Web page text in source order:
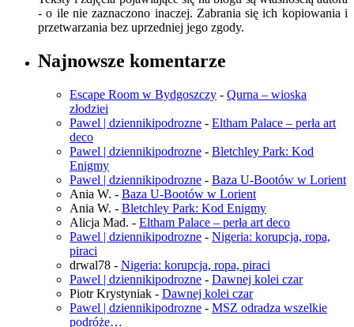
- o ile nie zaznaczono inaczej. Zabrania się ich kopiowania i
przetwarzania bez uprzedniej jego zgody.
Najnowsze komentarze
Escape Room w Bydgoszczy - Qurna – wioska
złodziei
Pawel | dziennikipodrozne - Eltham Palace – perła art
deco
Pawel | dziennikipodrozne - Bletchley Park: Kod
Enigmy
Pawel | dziennikipodrozne - Baza U-Bootów w Lorient
Ania W. - Baza U-Bootów w Lorient
Ania W. - Bletchley Park: Kod Enigmy
Alicja Mad. - Eltham Palace – perła art deco
Pawel | dziennikipodrozne - Nigeria: korupcja, ropa,
piraci
drwal78 - Nigeria: korupcja, ropa, piraci
Pawel | dziennikipodrozne - Dawnej kolei czar
Piotr Krystyniak - Dawnej kolei czar
Pawel | dziennikipodrozne - MSZ odradza wszelkie
podróże…